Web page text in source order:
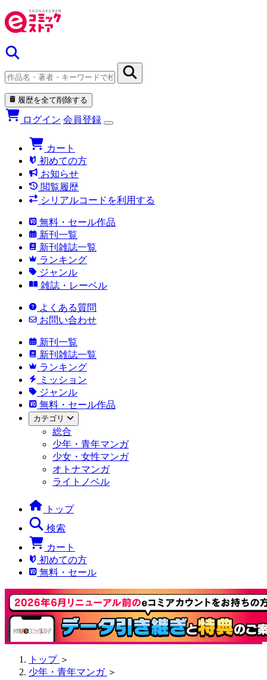
履歴を全て削除する
ログイン 会員登録
カート
初めての方
お知らせ
閲覧履歴
シリアルコードを利用する
無料・セール作品
新刊一覧
新刊雑誌一覧
ランキング
ジャンル
雑誌・レーベル
よくある質問
お問い合わせ
新刊一覧
新刊雑誌一覧
ランキング
ミッション
ジャンル
無料・セール作品
カテゴリ
総合
少年・青年マンガ
少女・女性マンガ
オトナマンガ
ライトノベル
トップ
検索
カート
初めての方
無料・セール
トップ ＞
少年・青年マンガ ＞